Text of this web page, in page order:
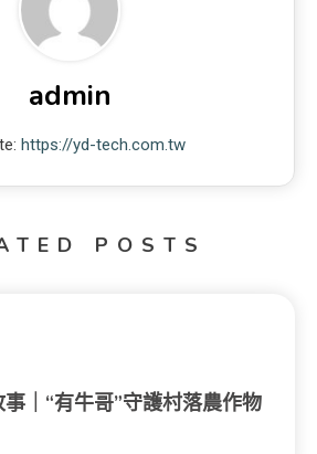
admin
https://yd-tech.com.tw
POSTS
｜“有牛哥”守護村落農作物